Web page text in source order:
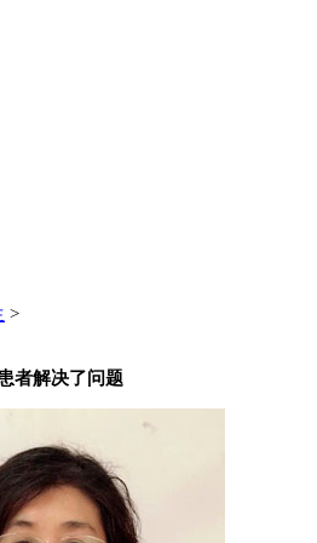
>
者解决了问题